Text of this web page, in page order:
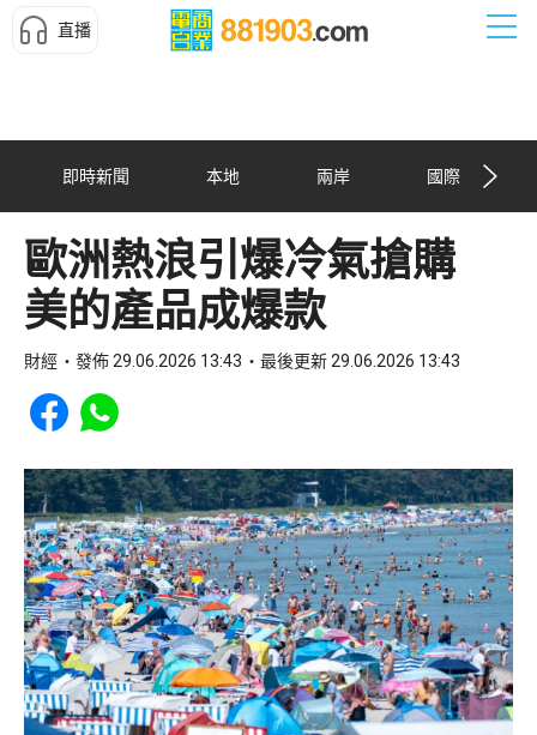
直播
即時新聞 本地 兩岸 國際
歐洲熱浪引爆冷氣搶購
美的產品成爆款
財經 發佈 29.06.2026 13:43 最後更新 29.06.2026 13:43
Share to Facebook
Share to WhatsApp